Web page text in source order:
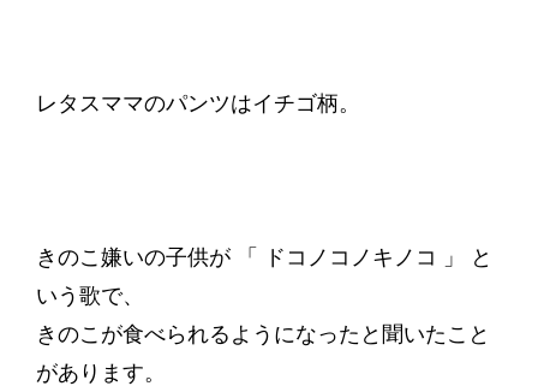
レタスママのパンツはイチゴ柄。
きのこ嫌いの子供が 「 ドコノコノキノコ 」 と
いう歌で、
きのこが食べられるようになったと聞いたこと
があります。